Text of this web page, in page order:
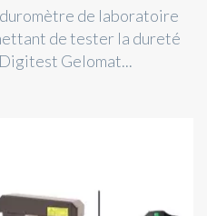
de laboratoire
de tester la dureté
Gelomat...